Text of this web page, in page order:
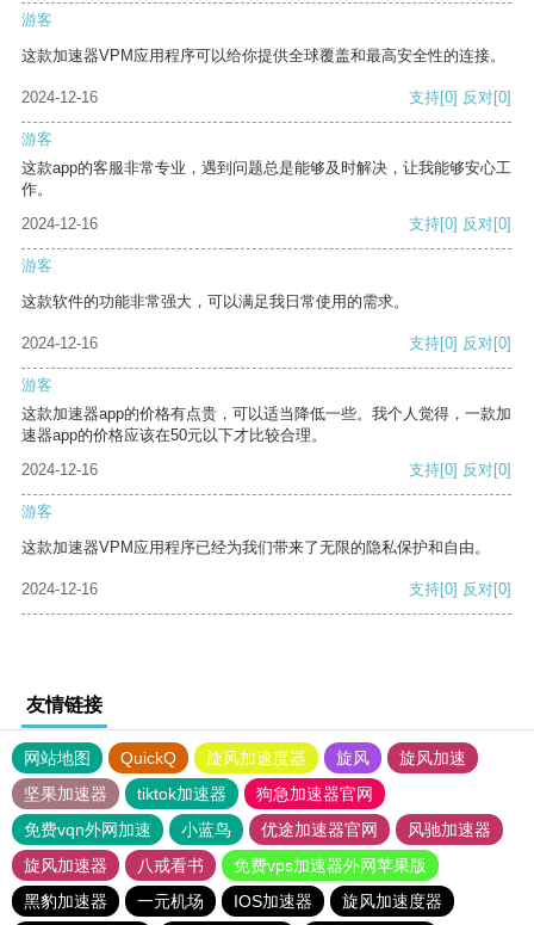
游客
这款加速器VPM应用程序可以给你提供全球覆盖和最高安全性的连接。
2024-12-16 支持[0] 反对[0]
游客
这款app的客服非常专业，遇到问题总是能够及时解决，让我能够安心工
作。
2024-12-16
支持[0] 反对[0]
游客
这款软件的功能非常强大，可以满足我日常使用的需求。
2024-12-16 支持[0] 反对[0]
游客
这款加速器app的价格有点贵，可以适当降低一些。我个人觉得，一款加
速器app的价格应该在50元以下才比较合理。
2024-12-16
支持[0] 反对[0]
游客
这款加速器VPM应用程序已经为我们带来了无限的隐私保护和自由。
2024-12-16 支持[0] 反对[0]
友情链接
网站地图 QuickQ 旋风加速度器 旋风
旋风加速
坚果加速器
tiktok加速器
狗急加速器官网
免费vqn外网加速
小蓝鸟 优途加速器官网
风驰加速器
旋风加速器
八戒看书
免费vps加速器外网苹果版
黑豹加速器
一元机场 IOS加速器 旋风加速度器